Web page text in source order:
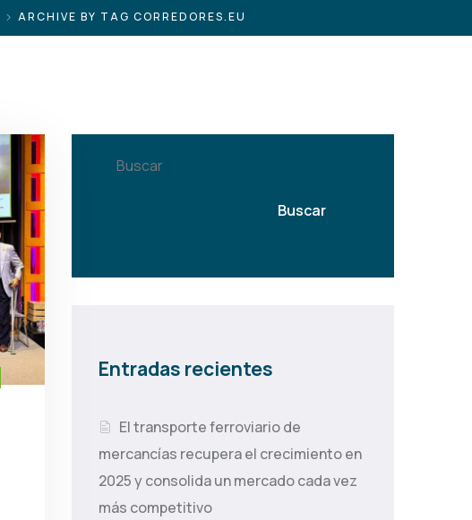
ARCHIVE BY TAG CORREDORES.EU
Buscar
Buscar
Entradas recientes
El transporte ferroviario de
mercancías recupera el crecimiento en
2025 y consolida un mercado cada vez
más competitivo